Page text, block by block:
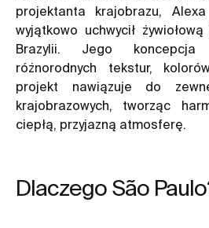
projektanta krajobrazu,
wyjątkowo uchwycił
Brazylii. Jego koncepcja
różnorodnych tekstur,
projekt nawiązuje do
krajobrazowych, tworząc
ciepłą, przyjazną atmosferę.
Dlaczego São